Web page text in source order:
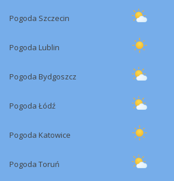
Pogoda Szczecin
Pogoda Lublin
Pogoda Bydgoszcz
Pogoda Łódź
Pogoda Katowice
Pogoda Toruń